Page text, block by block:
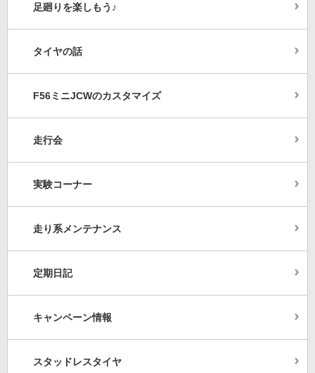
足廻りを楽しもう♪
タイヤの話
F56ミニJCWのカスタマイズ
走行会
実験コーナー
走り系メンテナンス
定期日記
キャンペーン情報
スタッドレスタイヤ